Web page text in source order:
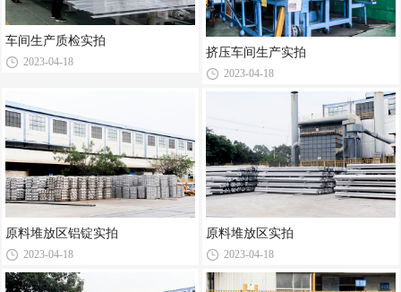
车间生产质检实拍
2023-04-18
挤压车间生产实拍
2023-04-18
原料堆放区铝锭实拍
2023-04-18
原料堆放区实拍
2023-04-18